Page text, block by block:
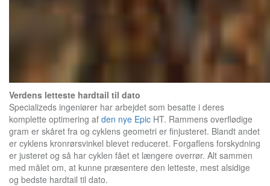
Verdens letteste hardtail til dato
Specializeds ingeniører har arbejdet som besatte i deres
komplette optimering af den nye Epic HT. Rammens overflødige
gram er skåret fra og cyklens geometri er finjusteret. Blandt andet
er cyklens kronrørsvinkel blevet reduceret. Forgaflens forskydning
er justeret og så har cyklen fået et længere overrør. Alt sammen
med målet om, at kunne præsentere den letteste, mest alsidige
og bedste hardtail til dato.